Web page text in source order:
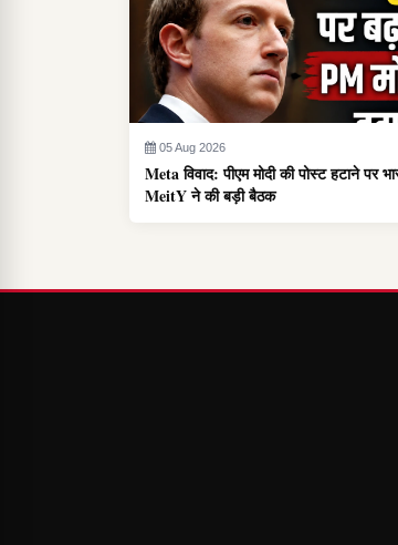
05 Aug 2026
Meta विवाद: पीएम मोदी की पोस्ट हटाने पर
MeitY ने की बड़ी बैठक